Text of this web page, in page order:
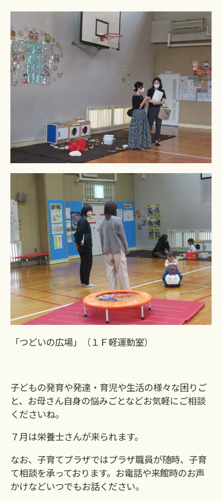
「つどいの広場」（１Ｆ軽運動室）
子どもの発育や発達・育児や生活の様々な困りご
と、お母さん自身の悩みごとなどお気軽にご相談
くださいね。
７月は栄養士さんが来られます。
なお、子育てプラザではプラザ職員が随時、子育
て相談を承っております。お電話や来館時のお声
かけなどいつでもお話ください。